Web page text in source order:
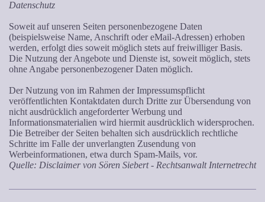
Datenschutz
Soweit auf unseren Seiten personenbezogene Daten
(beispielsweise Name, Anschrift oder eMail-Adressen) erhoben
werden, erfolgt dies soweit möglich stets auf freiwilliger Basis.
Die Nutzung der Angebote und Dienste ist, soweit möglich, stets
ohne Angabe personenbezogener Daten möglich.
Der Nutzung von im Rahmen der Impressumspflicht
veröffentlichten Kontaktdaten durch Dritte zur Übersendung von
nicht ausdrücklich angeforderter Werbung und
Informationsmaterialien wird hiermit ausdrücklich widersprochen.
Die Betreiber der Seiten behalten sich ausdrücklich rechtliche
Schritte im Falle der unverlangten Zusendung von
Werbeinformationen, etwa durch Spam-Mails, vor.
Quelle: Disclaimer von Sören Siebert - Rechtsanwalt Internetrecht